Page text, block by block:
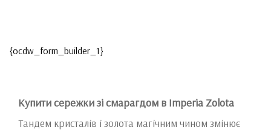
{ocdw_form_builder_1}
Купити сережки зі смарагдом в Imperia Zolota
Тандем кристалів і золота магічним чином змінює